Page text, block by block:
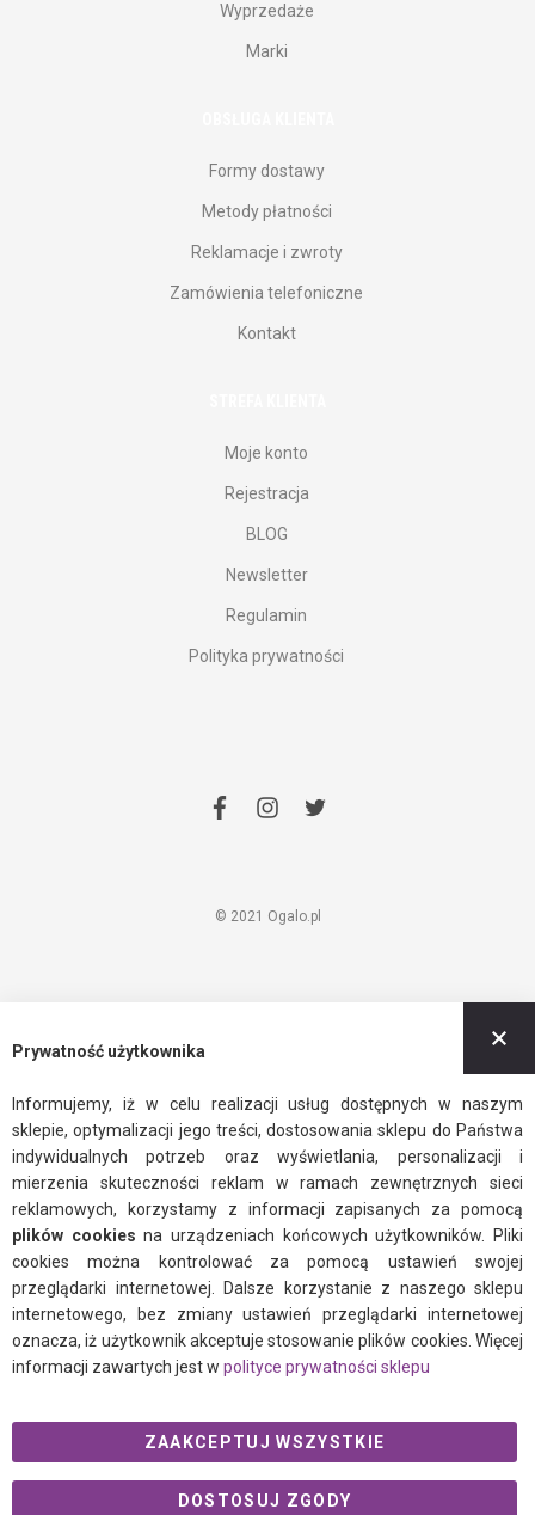
Wyprzedaże
Marki
Formy dostawy
Metody płatności
Reklamacje i zwroty
Zamówienia telefoniczne
Kontakt
Moje konto
Rejestracja
BLOG
Newsletter
Regulamin
Polityka prywatności
facebook
instagram
twitter
© 2021 Ogalo.pl
Prywatność użytkownika
Informujemy, iż w celu realizacji usług dostępnych w naszym
sklepie, optymalizacji jego treści, dostosowania sklepu do Państwa
indywidualnych potrzeb oraz wyświetlania, personalizacji i
mierzenia skuteczności reklam w ramach zewnętrznych sieci
reklamowych, korzystamy z informacji zapisanych za pomocą
plików cookiesna urządzeniach końcowych użytkowników. Pliki
cookies można kontrolować za pomocą ustawień swojej
przeglądarki internetowej. Dalsze korzystanie z naszego sklepu
internetowego, bez zmiany ustawień przeglądarki internetowej
oznacza, iż użytkownik akceptuje stosowanie plików cookies. Więcej
informacji zawartych jest w polityce prywatności sklepu
ZAAKCEPTUJ WSZYSTKIE
DOSTOSUJ ZGODY